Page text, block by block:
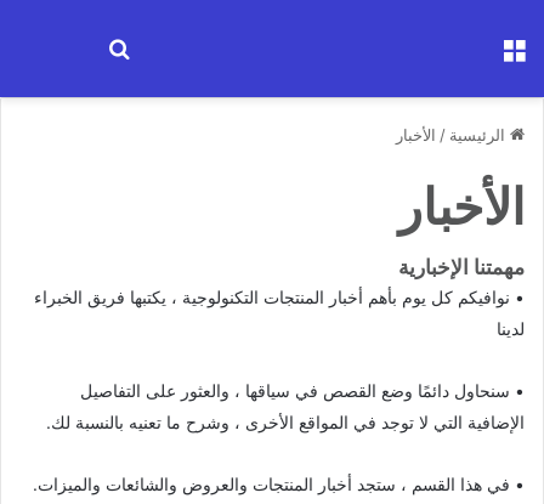
الرئيسية / الأخبار
الأخبار
مهمتنا الإخبارية
• نوافيكم كل يوم بأهم أخبار المنتجات التكنولوجية ، يكتبها فريق الخبراء
لدينا
• سنحاول دائمًا وضع القصص في سياقها ، والعثور على التفاصيل
الإضافية التي لا توجد في المواقع الأخرى ، وشرح ما تعنيه بالنسبة لك.
• في هذا القسم ، ستجد أخبار المنتجات والعروض والشائعات والميزات.